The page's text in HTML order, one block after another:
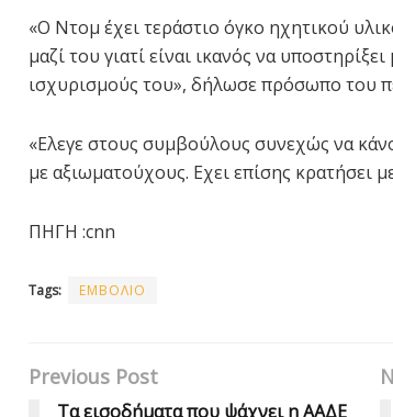
«Ο Ντομ έχει τεράστιο όγκο ηχητικού
μαζί του γιατί είναι ικανός να
ισχυρισμούς του», δήλωσε πρόσωπο του
«Ελεγε στους συμβούλους συνεχώς να
με αξιωματούχους. Εχει επίσης κρατήσει
ΠΗΓΗ :cnn
Tags: ΕΜΒΟΛΙΟ
Previous Post
Τα εισοδήματα που ψάχνει η ΑΑΔΕ